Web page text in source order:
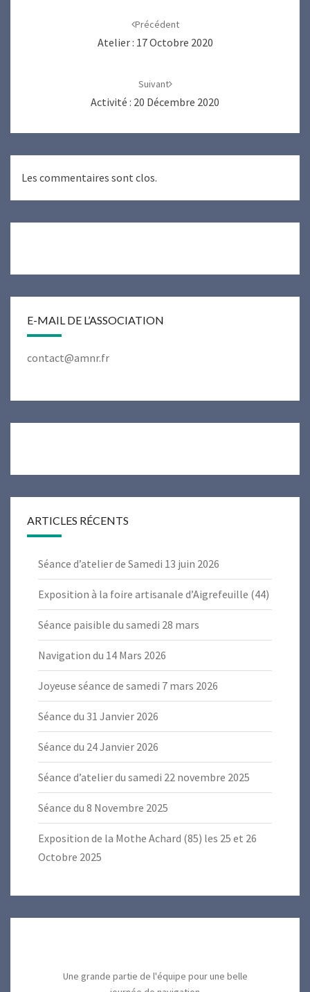
Précédent
Atelier : 17 Octobre 2020
Suivant
Activité : 20 Décembre 2020
Les commentaires sont clos.
E-MAIL DE L’ASSOCIATION
contact@amnr.fr
ARTICLES RÉCENTS
Séance d’atelier de Samedi 13 juin 2026
Exposition à la foire artisanale d’Aigrefeuille (44)
Séance paisible du samedi 28 mars
Navigation du 14 Mars 2026
Joyeuse séance de samedi 7 mars 2026
Séance du 31 Janvier 2026
Séance du 24 Janvier 2026
Séance d’atelier du samedi 22 novembre 2025
Séance du 8 Novembre 2025
Exposition de la Mothe Achard (85) les 25 et 26
Octobre 2025
Une grande partie de l'équipe pour une belle